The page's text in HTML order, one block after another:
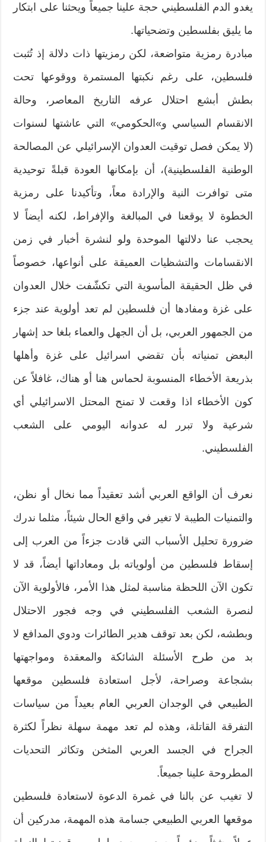
يغدو الدم الفلسطيني حجة علينا جميعاً ويحثنا على ابتكار
ما يليق بفلسطين وتضحياتها.
مبادرة رمزية متواضعة، لكن رمزيتها ذات دلالة إذ تُثبت
فلسطين، على رغم نكبتها المستمرة ووقوعها تحت
بطش أبشع احتلال عرفه التاريخ المعاصر، وحالة
الانقسام السياسي و»الحكومي» التي عاشتها لسنوات
(لا يمكن فصل توقيت العدوان الإسرائيلي عن المصالحة
الوطنية الفلسطينية)، أن بإمكانها العودة قبلةً توحيدية
متى توافرت النية والإرادة معاً، وتأكيدنا على رمزية
الخطوة لا يوقعنا في المبالغة والإفراط، لكنه أيضاً لا
يحجب عنا دلالتها الموحدة ولو لنشرة أخبار في زمن
الانقسامات والتشظيات العميقة على أنواعها، خصوصاً
في ظل الحقيقة المأسوية التي تكشّفت خلال العدوان
على غزة ومفادها أن فلسطين لم تعد أولوية عند جزء
من الجمهور العربي، بل أن الجهل والعماء بلغا حد إشهار
البعض تمنياته بأن تقضي اسرائيل على غزة وأهلها
بذريعة الأخطاء المنسوبة لحماس هنا أو هناك، غافلاً عن
كون الأخطاء اذا وقعت لا تمنح المحتل الاسرائيلي أي
شرعية ولا تبرر له عدوانه اليومي على الشعب
الفلسطيني.
نعرف أن الواقع العربي أشد تعقيداً مما نخال أو نظن،
والتمنيات الطيبة لا تغير في واقع الحال شيئاً، مثلما ندرك
ضرورة تحليل الأسباب التي قادت جزءاً من العرب إلى
إسقاط فلسطين من أولوياته بل ومعاداتها أيضاً، قد لا
تكون الآن اللحظة مناسبة لمثل هذا الأمر، فالأولوية الآن
لنصرة الشعب الفلسطيني في وجه فجور الاحتلال
وبطشه، لكن بعد توقف هدير الطائرات ودوي المدافع لا
بد من طرح الأسئلة الشائكة والمعقدة ومواجهتها
بشجاعة وصراحة، لأجل استعادة فلسطين موقعها
الطبيعي في الوجدان العربي العام بعيداً من سياسات
التفرقة القاتلة، وهذه لم تعد مهمة سهلة نظراً لكثرة
الجراح في الجسد العربي المثخن وتكاثر التحديات
المطروحة علينا جميعاً.
لا تغيب عن بالنا في غمرة الدعوة لاستعادة فلسطين
موقعها العربي الطبيعي جسامة هذه المهمة، مدركين أن